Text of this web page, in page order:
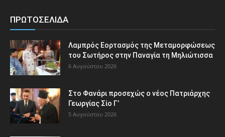
ΠΡΩΤΟΣΕΛΙΔΑ
Λαμπρός Εορτασμός της Μεταμορφώσεως
του Σωτήρος στην Παναγία τη Μηλιώτισσα
6 Αυγούστου 2026
Στο Φανάρι προσεχώς ο νέος Πατριάρχης
Γεωργίας Σίο Γ’
5 Αυγούστου 2026